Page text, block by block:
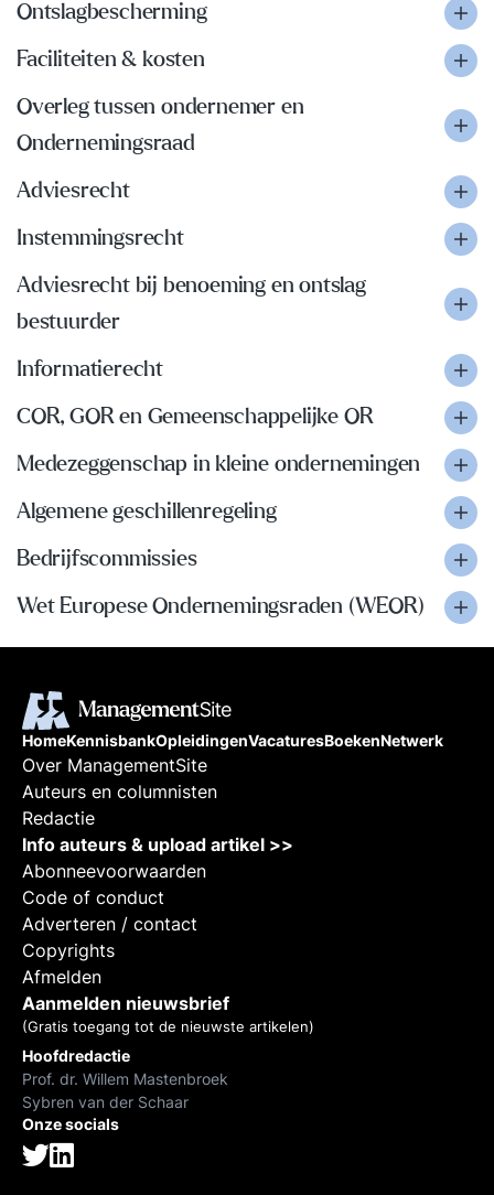
Ontslagbescherming
Faciliteiten & kosten
Overleg tussen ondernemer en
Ondernemingsraad
Adviesrecht
Instemmingsrecht
Adviesrecht bij benoeming en ontslag
bestuurder
Informatierecht
COR, GOR en Gemeenschappelijke OR
Medezeggenschap in kleine ondernemingen
Algemene geschillenregeling
Bedrijfscommissies
Wet Europese Ondernemingsraden (WEOR)
HomeKennisbankOpleidingenVacaturesBoekenNetwerk
Over ManagementSite
Auteurs en columnisten
Redactie
Info auteurs & upload artikel >>
Abonneevoorwaarden
Code of conduct
Adverteren / contact
Copyrights
Afmelden
Aanmelden nieuwsbrief
(Gratis toegang tot de nieuwste artikelen)
Hoofdredactie
Prof. dr. Willem Mastenbroek
Sybren van der Schaar
Onze socials